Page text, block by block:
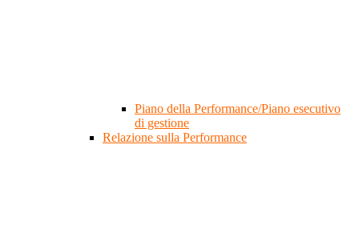
Piano della Performance/Piano esecutivo
di gestione
Relazione sulla Performance